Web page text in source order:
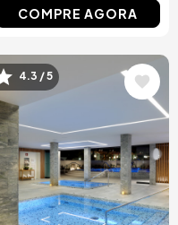
COMPRE AGORA
4.3 / 5